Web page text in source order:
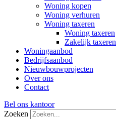
Woning kopen
Woning verhuren
Woning taxeren
Woning taxeren
Zakelijk taxeren
Woningaanbod
Bedrijfsaanbod
Nieuwbouwprojecten
Over ons
Contact
Bel ons kantoor
Zoeken